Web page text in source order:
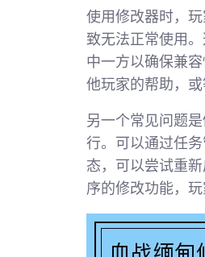
使用修改器时，
致无法正常使用
中一方以确保兼
他玩家的帮助，或
另一个常见问题
行。可以通过任
态，可以尝试重
序的修改功能，